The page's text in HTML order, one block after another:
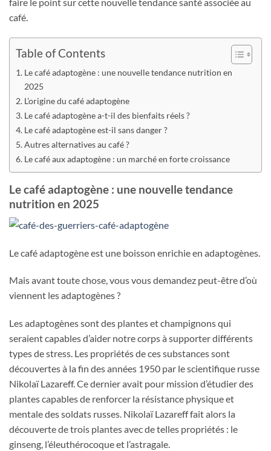
faire le point sur cette nouvelle tendance santé associée au
café.
Table of Contents
Le café adaptogène : une nouvelle tendance nutrition en
2025
L’origine du café adaptogène
Le café adaptogène a-t-il des bienfaits réels ?
Le café adaptogène est-il sans danger ?
Autres alternatives au café ?
Le café aux adaptogène : un marché en forte croissance
Le café adaptogène : une nouvelle tendance
nutrition en 2025
Le café adaptogène est une boisson enrichie en adaptogènes.
Mais avant toute chose, vous vous demandez peut-être d’où
viennent les adaptogènes ?
Les adaptogènes sont des plantes et champignons qui
seraient capables d’aider notre corps à supporter différents
types de stress. Les propriétés de ces substances sont
découvertes à la fin des années 1950 par le scientifique russe
Nikolaï Lazareff. Ce dernier avait pour mission d’étudier des
plantes capables de renforcer la résistance physique et
mentale des soldats russes. Nikolaï Lazareff fait alors la
découverte de trois plantes avec de telles propriétés : le
ginseng, l’éleuthérocoque et l’astragale.